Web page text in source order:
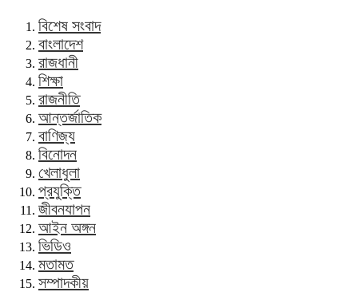
বিশেষ সংবাদ
বাংলাদেশ
রাজধানী
শিক্ষা
রাজনীতি
আন্তর্জাতিক
বাণিজ্য
বিনোদন
খেলাধুলা
প্রযুক্তি
জীবনযাপন
আইন অঙ্গন
ভিডিও
মতামত
সম্পাদকীয়